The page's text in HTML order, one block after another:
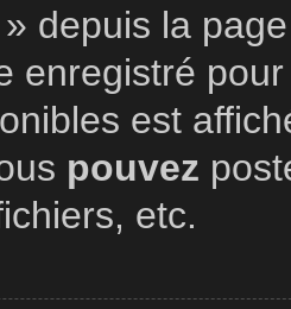
depuis la
enregistré
est
pouvez
etc.